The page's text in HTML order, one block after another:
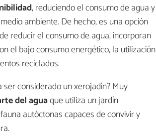
, reduciendo el consumo de agua y
ambiente. De hecho, es una opción
reducir el consumo de agua, incorporan
el bajo consumo energético, la utilización
reciclados.
considerado un xerojadín? Muy
del aguaque utiliza un jardín
autóctonas capaces de convivir y